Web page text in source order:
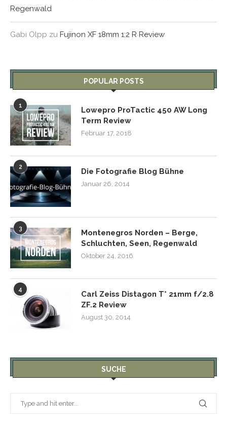
Regenwald
Gabi Olpp zu Fujinon XF 18mm 1:2 R Review
POPULAR POSTS
1
Lowepro ProTactic 450 AW Long
Term Review
Februar 17, 2018
2 Die Fotografie Blog Bühne
Januar 26, 2014
3
Montenegros Norden – Berge,
Schluchten, Seen, Regenwald
Oktober 24, 2016
4
Carl Zeiss Distagon T* 21mm f/2.8
ZF.2 Review
August 30, 2014
SUCHE